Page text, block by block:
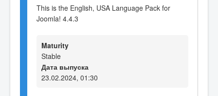
This is the English, USA Language Pack for
Joomla! 4.4.3
Maturity
Stable
Дата выпуска
23.02.2024, 01:30